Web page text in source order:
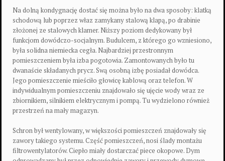
Na dolną kondygnację dostać się można było na dwa sposoby: klatką
schodową lub poprzez właz zamykany stalową klapą, po drabinie
złożonej ze stalowych klamer. Niższy poziom dedykowany był
funkcjom dowódczo-socjalnym. Budulcem, z którego go wzniesiono,
była solidna niemiecka cegła. Najbardziej przestronnym
pomieszczeniem była izba pogotowia. Zamontowanych było tu
dwanaście składanych prycz. Swą osobną izbę posiadał dowódca.
Jego pomieszczenie mieściło głowicę kablową oraz telefon. W
indywidualnym pomieszczeniu znajdowało się ujęcie wody wraz ze
zbiornikiem, silnikiem elektrycznym i pompą. Tu wydzielono również
przestrzeń na mały magazyn.
Schron był wentylowany, w większości pomieszczeń znajdowały się
zawory takiego systemu. Część pomieszczeń, nosi ślady montażu
filtrowentylatorów. Ciepło miały dostarczać piece okopowe. Dym